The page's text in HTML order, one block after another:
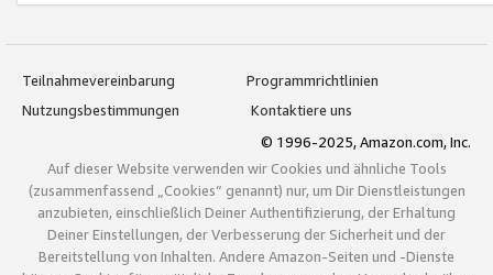
Teilnahmevereinbarung
Programmrichtlinien
Nutzungsbestimmungen
Kontaktiere uns
© 1996-2025, Amazon.com, Inc.
Auf dieser Website verwenden wir Cookies und ähnliche Tools
(zusammenfassend „Cookies“ genannt) nur, um Dir Dienstleistungen
anzubieten, einschließlich Deiner Authentifizierung, der Erhaltung
Deiner Einstellungen, der Verbesserung der Sicherheit und der
Bereitstellung von Inhalten. Andere Amazon-Seiten und -Dienste